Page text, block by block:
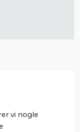
vi nogle